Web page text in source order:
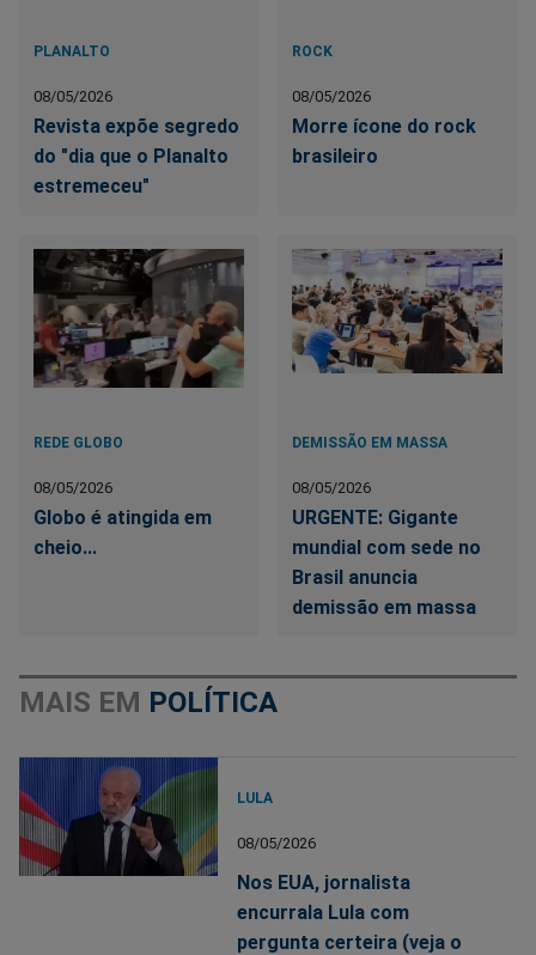
PLANALTO
08/05/2026
Revista expõe segredo
do "dia que o Planalto
estremeceu"
ROCK
08/05/2026
Morre ícone do rock
brasileiro
REDE GLOBO
08/05/2026
Globo é atingida em
cheio...
DEMISSÃO EM MASSA
08/05/2026
URGENTE: Gigante
mundial com sede no
Brasil anuncia
demissão em massa
MAIS EM POLÍTICA
LULA
08/05/2026
Nos EUA, jornalista
encurrala Lula com
pergunta certeira (veja o